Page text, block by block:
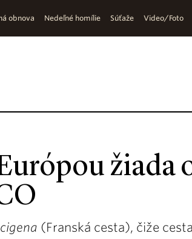
obnova Nedeľné homílie Súťaže Video/Foto
žiada
(Franská cesta), čiže